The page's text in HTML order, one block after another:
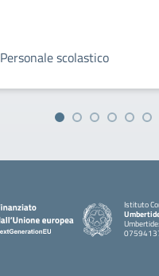
Personale scolastico
Istituto